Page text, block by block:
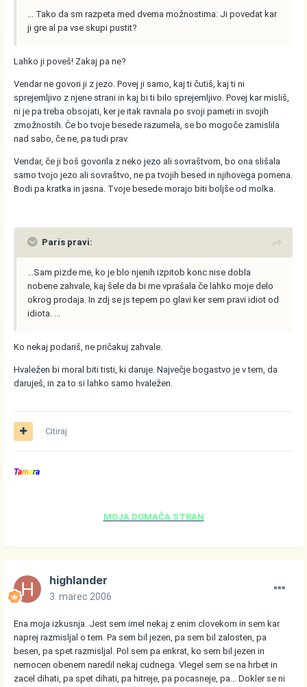
... Tako da sm razpeta med dvema možnostima: Ji povedat kar
ji gre al pa vse skupi pustit?
Lahko ji poveš! Zakaj pa ne?
Vendar ne govori ji z jezo. Povej ji samo, kaj ti čutiš, kaj ti ni
sprejemljivo z njene strani in kaj bi ti bilo sprejemljivo. Povej kar misliš,
ni je pa treba obsojati, ker je itak ravnala po svoji pameti in svojih
zmožnostih. Če bo tvoje besede razumela, se bo mogoče zamislila
nad sabo, če ne, pa tudi prav.
Vendar, če ji boš govorila z neko jezo ali sovraštvom, bo ona slišala
samo tvojo jezo ali sovraštvo, ne pa tvojih besed in njihovega pomena.
Bodi pa kratka in jasna. Tvoje besede morajo biti boljše od molka.
Paris pravi:
...Sam pizde me, ko je blo njenih izpitob konc nise dobla
nobene zahvale, kaj šele da bi me vprašala če lahko moje delo
okrog prodaja. In zdj se js tepem po glavi ker sem pravi idiot od
idiota. ...
Ko nekaj podariš, ne pričakuj zahvale.
Hvaležen bi moral biti tisti, ki daruje. Največje bogastvo je v tem, da
daruješ, in za to si lahko samo hvaležen.
Citiraj
Tamara
MOJA DOMAČA STRAN
highlander
3. marec 2006
Ena moja izkusnja. Jest sem imel nekaj z enim clovekom in sem kar
naprej razmisljal o tem. Pa sem bil jezen, pa sem bil zalosten, pa
besen, pa spet razmisljal. Pol sem pa enkrat, ko sem bil jezen in
nemocen obenem naredil nekaj cudnega. Vlegel sem se na hrbet in
zacel dihati, pa spet dihati, pa hitreje, pa pocasneje, pa... Dokler se ni